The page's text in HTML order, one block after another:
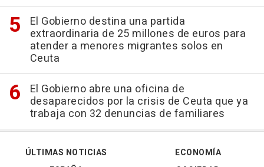
El Gobierno destina una partida
extraordinaria de 25 millones de euros para
atender a menores migrantes solos en
Ceuta
El Gobierno abre una oficina de
desaparecidos por la crisis de Ceuta que ya
trabaja con 32 denuncias de familiares
ÚLTIMAS NOTICIAS
ECONOMÍA